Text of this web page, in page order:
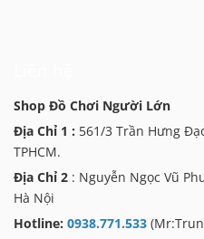
Shop Đồ Chơi Người Lớn
Địa Chỉ 1 : 561/3 Trần Hưng
TPHCM.
Địa Chỉ 2 : Nguyễn Ngọc Vũ
Hà Nội
Hotline: 0938.771.533